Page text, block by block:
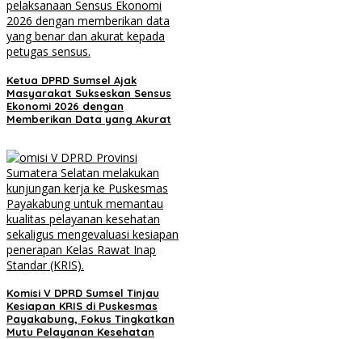
Ketua DPRD Sumsel Ajak
Masyarakat Sukseskan Sensus
Ekonomi 2026 dengan
Memberikan Data yang Akurat
Komisi V DPRD Sumsel Tinjau
Kesiapan KRIS di Puskesmas
Payakabung, Fokus Tingkatkan
Mutu Pelayanan Kesehatan